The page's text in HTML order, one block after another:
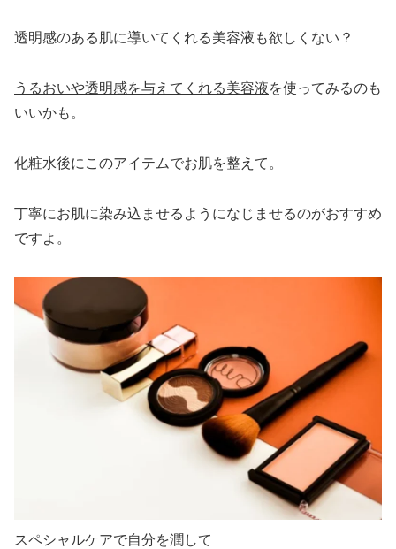
透明感のある肌に導いてくれる美容液も欲しくない？
うるおいや透明感を与えてくれる美容液を使ってみるのも
いいかも。
化粧水後にこのアイテムでお肌を整えて。
丁寧にお肌に染み込ませるようになじませるのがおすすめ
ですよ。
スペシャルケアで自分を潤して